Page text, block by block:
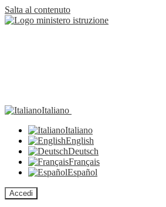
Salta al contenuto
Italiano
Italiano
English
Deutsch
Français
Español
Accedi